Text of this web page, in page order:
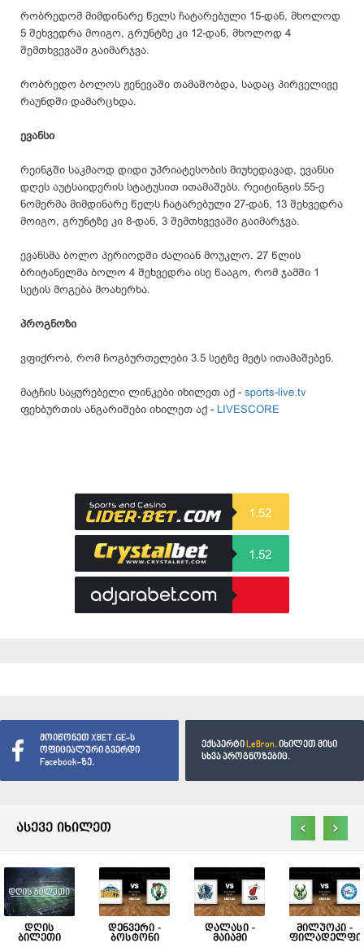
რობრედომ მიმდინარე წელს ჩატარებული 15-დან, მხოლოდ
5 შეხვედრა მოიგო, გრუნტზე კი 12-დან, მხოლოდ 4
შემთხვევაში გაიმარჯვა.
რობრედო ბოლოს ჟენევაში თამაშობდა, სადაც პირველივე
რაუნდში დამარცხდა.
ევანსი
რეინგში საკმაოდ დიდი უპრიატესობის მიუხედავად, ევანსი
დღეს აუტსაიდერის სტატუსით ითამაშებს. რეიტინგის 55-ე
ნომერმა მიმდინარე წელს ჩატარებული 27-დან, 13 შეხვედრა
მოიგო, გრუნტზე კი 8-დან, 3 შემთხვევაში გაიმარჯვა.
ევანსმა ბოლო პერიოდში ძალიან მოუკლო. 27 წლის
ბრიტანელმა ბოლო 4 შეხვედრა ისე წააგო, რომ ჯამში 1
სეტის მოგება მოახერხა.
პროგნოზი
ვფიქრობ, რომ ჩოგბურთელები 3.5 სეტზე მეტს ითამაშებენ.
მატჩის საყურებელი ლინკები იხილეთ აქ - sports-live.tv
ფეხბურთის ანგარიშები იხილეთ აქ - LIVESCORE
1.52
1.52
მოიწონეთ XBET.GE-ს
ოფიციალური გვერდი
Facebook-ზე.
ექსპერტი LeBron.იხილეთ მისი
სხვა პროგნოზებიც.
ასევე იხილეთ
დღის
ბილეთი
დენვერი -
ბოსტონი
დალასი -
მაიამი
მილუოკი -
‹ ›